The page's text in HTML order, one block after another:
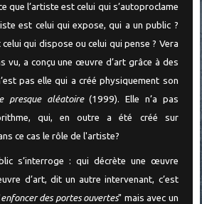
que l’artiste est celui qui s’autoproclame
est celui qui expose, qui a un public ?
qui dispose ou celui qui pense ? Vera
vu, a conçu une œuvre d’art grâce à des
pas elle qui a créé physiquement son
presque aléatoire(1999). Elle n’a pas
qui, en outre a été créé sur
ce cas le rôle de l'artiste?
s’interroge : qui décrète une œuvre
d’art, dit un autre intervenant, c’est
enfoncer des portes ouvertes" mais avec un